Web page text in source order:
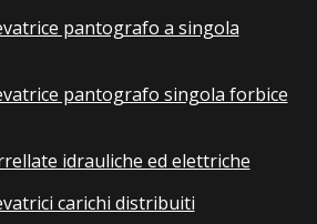
pantografo a singola
pantografo singola forbice
idrauliche ed elettriche
carichi distribuiti